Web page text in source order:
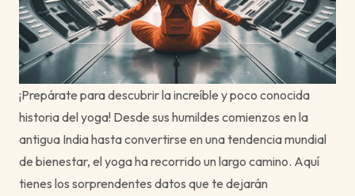
¡Prepárate para descubrir la increíble y poco conocida
historia del yoga! Desde sus humildes comienzos en la
antigua India hasta convertirse en una tendencia mundial
de bienestar, el yoga ha recorrido un largo camino. Aquí
tienes los sorprendentes datos que te dejarán